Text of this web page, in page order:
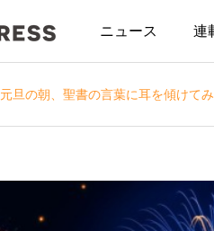
ニュース 連
元旦の朝、聖書の言葉に耳を傾けて